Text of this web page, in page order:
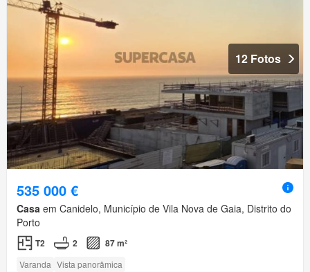
12 Fotos
535 000 €
Casa em Canidelo, Município de Vila Nova de Gaia, Distrito do
Porto
T2 2 87 m²
Varanda Vista panorâmica